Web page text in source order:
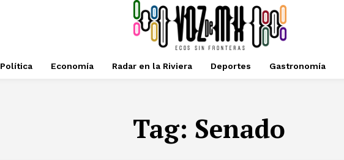
Política Economía Radar en la Riviera Deportes Gastronomía
Tag: Senado